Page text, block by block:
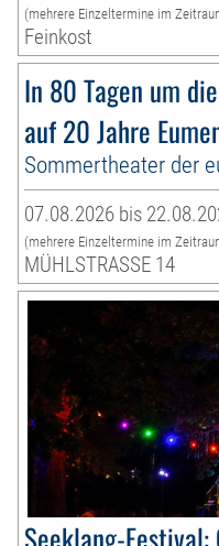
(mehrere Einzeltermine im
Feinkost
In 80 Tagen um
auf 20 Jahre
Sommertheater der
07.08.2026 bis
(mehrere Einzeltermine im
MÜHLSTRASSE 14
Seeklang-Festival: